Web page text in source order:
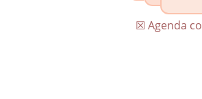
☒ Agenda